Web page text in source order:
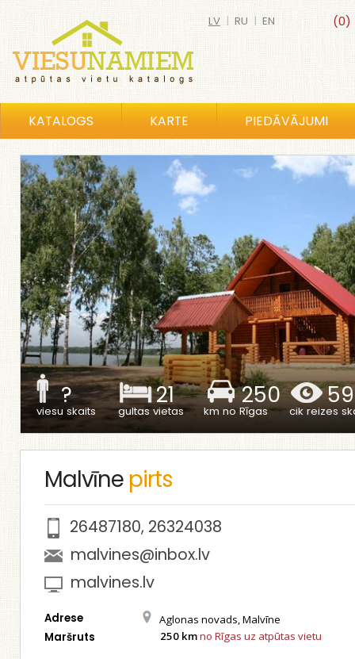
(0)
LV | RU | EN
KATALOGS KARTE PIEDĀVĀJUMI
?
viesu skaits
21
gultas vietas
250
km no Rīgas cik reizes
Malvīne pirts
26487180, 26324038
malvines@inbox.lv
malvines.lv
Adrese Aglonas novads, Malvīne
Maršruts 250 kmno Rīgas uz atpūtas vietu